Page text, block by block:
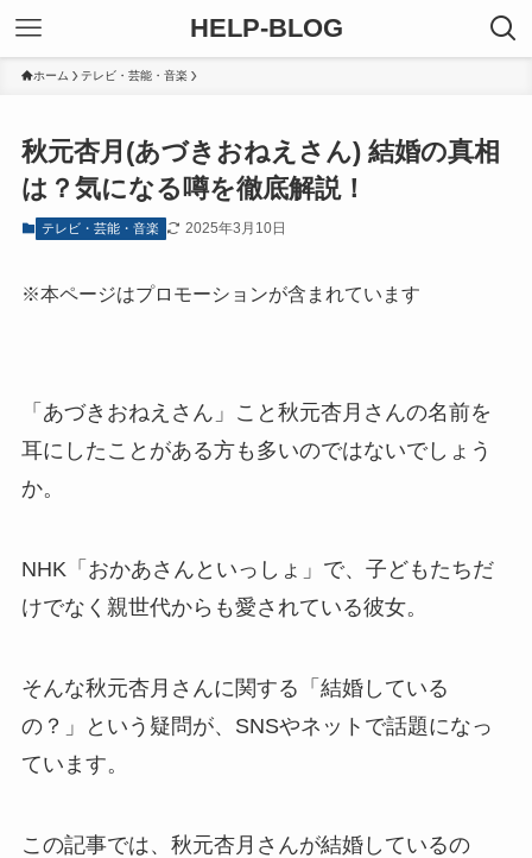
HELP-BLOG
ホーム テレビ・芸能・音楽
秋元杏月(あづきおねえさん) 結婚の真相
は？気になる噂を徹底解説！
テレビ・芸能・音楽 2025年3月10日
※本ページはプロモーションが含まれています
「あづきおねえさん」こと秋元杏月さんの名前を
耳にしたことがある方も多いのではないでしょう
か。
NHK「おかあさんといっしょ」で、子どもたちだ
けでなく親世代からも愛されている彼女。
そんな秋元杏月さんに関する「結婚している
の？」という疑問が、SNSやネットで話題になっ
ています。
この記事では、秋元杏月さんが結婚しているの